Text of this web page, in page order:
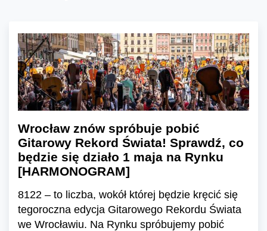
Wrocław znów spróbuje pobić
Gitarowy Rekord Świata! Sprawdź, co
będzie się działo 1 maja na Rynku
[HARMONOGRAM]
8122 – to liczba, wokół której będzie kręcić się
tegoroczna edycja Gitarowego Rekordu Świata
we Wrocławiu. Na Rynku spróbujemy pobić